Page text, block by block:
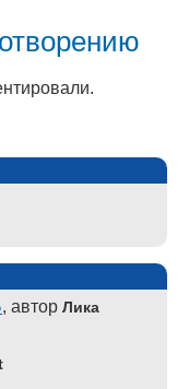
, автор Лика